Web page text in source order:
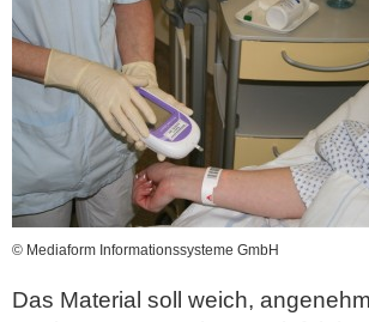
© Mediaform Informationssysteme GmbH
Das Material soll weich,